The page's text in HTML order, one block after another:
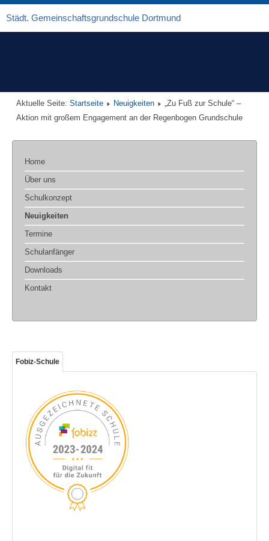
Städt. Gemeinschaftsgrundschule Dortmund
Aktuelle Seite: Startseite Neuigkeiten
„Zu Fuß zur Schule“ –
Aktion mit großem Engagement an der Regenbogen Grundschule
Home
Über uns
Schulkonzept
Neuigkeiten
Termine
Schulanfänger
Downloads
Kontakt
Fobiz-Schule